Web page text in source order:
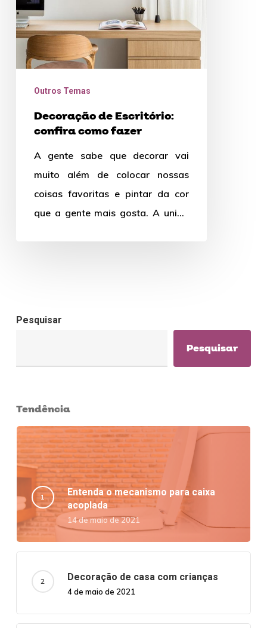
fazer
Outros Temas
Decoração de Escritório:
confira como fazer
A gente sabe que decorar vai
muito além de colocar nossas
coisas favoritas e pintar da cor
que a gente mais gosta. A união
Pesquisar
Pesquisar
Tendência
Entenda o mecanismo para caixa
acoplada
14 de maio de 2021
Decoração de casa com crianças
4 de maio de 2021